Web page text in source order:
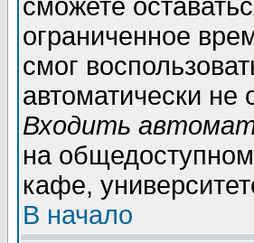
сможете
ограниченное
смог
автоматически
Входить
на
кафе,
В начало